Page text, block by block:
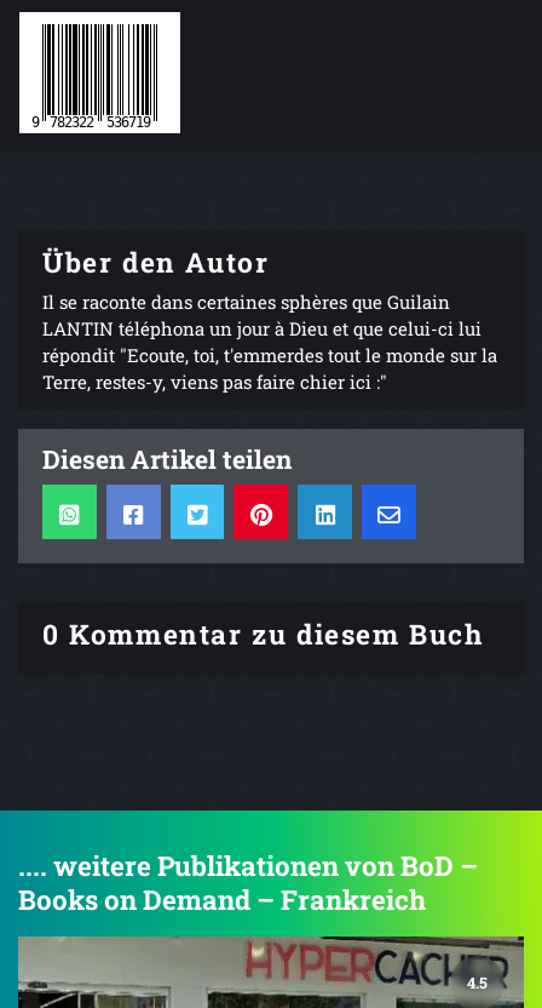
Über den Autor
Il se raconte dans certaines sphères que Guilain
LANTIN téléphona un jour à Dieu et que celui-ci lui
répondit "Ecoute, toi, t'emmerdes tout le monde sur la
Terre, restes-y, viens pas faire chier ici :"
Diesen Artikel teilen
0 Kommentar zu diesem Buch
.... weitere Publikationen von BoD –
Books on Demand – Frankreich
4.5